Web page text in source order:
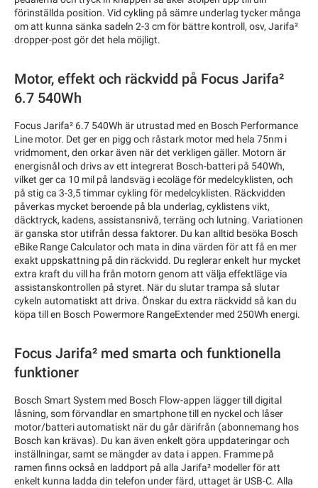
förinställda position. Vid cykling på sämre underlag tycker många
om att kunna sänka sadeln 2-3 cm för bättre kontroll, osv, Jarifa²
dropper-post gör det hela möjligt.
Motor, effekt och räckvidd på Focus Jarifa²
6.7 540Wh
Focus Jarifa² 6.7 540Wh är utrustad med en Bosch Performance
Line motor. Det ger en pigg och råstark motor med hela 75nm i
vridmoment, den orkar även när det verkligen gäller. Motorn är
energisnål och drivs av ett integrerat Bosch-batteri på 540Wh,
vilket ger ca 10 mil på landsväg i ecoläge för medelcyklisten, och
på stig ca 3-3,5 timmar cykling för medelcyklisten. Räckvidden
påverkas mycket beroende på bla underlag, cyklistens vikt,
däcktryck, kadens, assistansnivå, terräng och lutning. Variationen
är ganska stor utifrån dessa faktorer. Du kan alltid besöka Bosch
eBike Range Calculator och mata in dina värden för att få en mer
exakt uppskattning på din räckvidd. Du reglerar enkelt hur mycket
extra kraft du vill ha från motorn genom att välja effektläge via
assistanskontrollen på styret. När du slutar trampa så slutar
cykeln automatiskt att driva. Önskar du extra räckvidd så kan du
köpa till en Bosch Powermore RangeExtender med 250Wh energi.
Focus Jarifa² med smarta och funktionella
funktioner
Bosch Smart System med Bosch Flow-appen lägger till digital
låsning, som förvandlar en smartphone till en nyckel och låser
motor/batteri automatiskt när du går därifrån (abonnemang hos
Bosch kan krävas). Du kan även enkelt göra uppdateringar och
inställningar, samt se mängder av data i appen. Framme på
ramen finns också en laddport på alla Jarifa² modeller för att
enkelt kunna ladda din telefon under färd, uttaget är USB-C. Alla